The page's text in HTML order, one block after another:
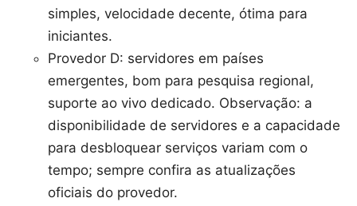
simples, velocidade decente, ótima para
iniciantes.
Provedor D: servidores em países
emergentes, bom para pesquisa regional,
suporte ao vivo dedicado. Observação: a
disponibilidade de servidores e a capacidade
para desbloquear serviços variam com o
tempo; sempre confira as atualizações
oficiais do provedor.